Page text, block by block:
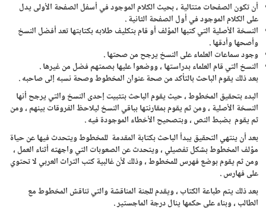
أن تكون الصفحات متتالية ، بحيث الكلام الموجود في أسفل الصفحة الأولى يدل
على الكلام الموجود في أول الصفحة الثانية .
النسخة الأصلية التي كتبها المؤلف أو قام بتكليف طلابه بكتابتها تعد أفضل النسخ
وأصحها وأدقها .
وجود سماعات العلماء على النسخ يرجح من صحتها .
النسخ التي قام العلماء بدراستها ، ووضعوا عليها بصمتهم فضل من غيرها .
بعد ذلك يقوم الباحث بالتأكد من صحة عنوان المخطوط وصحة نسبه إلى صاحبه .
البدء بتحقيق المخطوط ، حيث يقوم الباحث بتثبيت إحدى النسخ والتي يرجح أنها
النسخة الأصلية ، ومن ثم يقوم بمقارنتها بباقي النسخ ليلاحظ الفروقات بينهم ، ومن
ثم يقوم بضبط النص ، وبتصحيح الأخطاء الموجودة فيه .
بعد أن ينتهي التحقيق يبدأ الباحث بكتابة المقدمة للمخطوط ويتحدث فيها عن حياة
مؤلف المخطوط بشكل تفصيلي ، ويتحدث عن الصعوبات التي واجهته أثناء العمل ،
ومن ثم يقوم بوضع فهرس للمخطوط ، وذلك لأن غالبية كتب التراث العربي لا تحتوي
على فهارس .
بعد ذلك يتم طباعة الكتاب ، ويقدم للجنة المناقشة والتي تناقش المخطوط مع
الطالب ، وبناء على حكمها ينال درجة الماجستير .